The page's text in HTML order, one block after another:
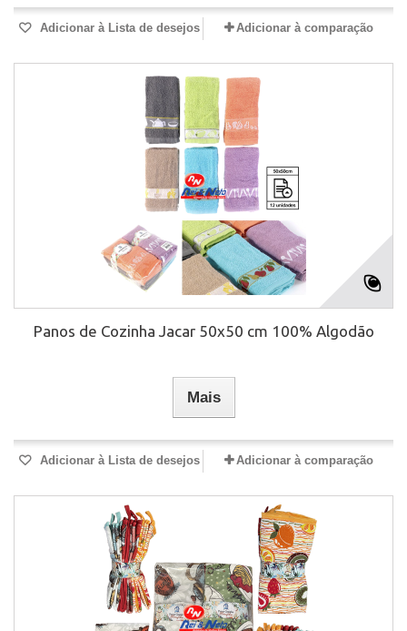
Adicionar à Lista de desejos Adicionar à comparação
Panos de Cozinha Jacar 50x50 cm 100% Algodão
Mais
Adicionar à Lista de desejos Adicionar à comparação